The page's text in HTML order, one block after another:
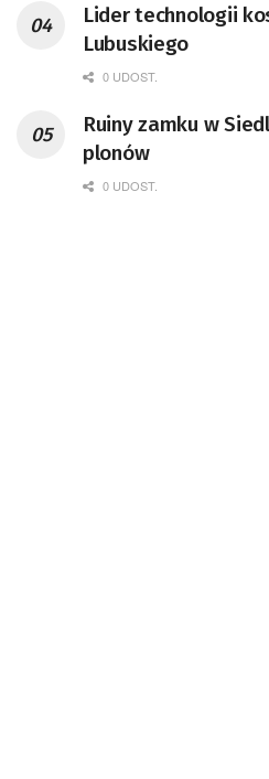
doktor
koordynator Rady
Kompetencji
Badań
Lider technologii
Lubuskiego
0 UDOST.
Ruiny zamku w
plonów
0 UDOST.